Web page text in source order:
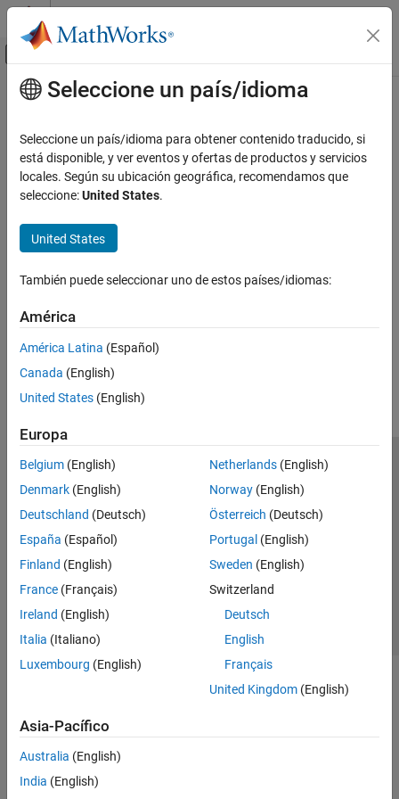
Saltar al contenido
Mostrar/ocultar menú de navegación
Inicio de Documentación
Contenido principal
How useful was this information?
Seleccione un país/idioma
Seleccione un país/idioma para obtener contenido traducido, si
está disponible, y ver eventos y ofertas de productos y servicios
locales. Según su ubicación geográfica, recomendamos que
seleccione:United States.
United States
También puede seleccionar uno de estos países/idiomas:
América
América Latina (Español)
Canada (English)
United States (English)
Europa
Belgium (English)
Denmark (English)
Deutschland (Deutsch)
España (Español)
Finland (English)
France (Français)
Ireland (English)
Italia (Italiano)
Luxembourg (English)
Netherlands(English)
Norway(English)
Österreich (Deutsch)
Portugal (English)
Sweden (English)
Switzerland
Deutsch
English
Français
United Kingdom(English)
Asia-Pacífico
Australia (English)
India (English)
Centro de confianza
Marcas comerciales
Política de privacidad
Antipiratería
Estado de las aplicaciones
Información de contacto
© 1994-2026 The MathWorks, Inc.